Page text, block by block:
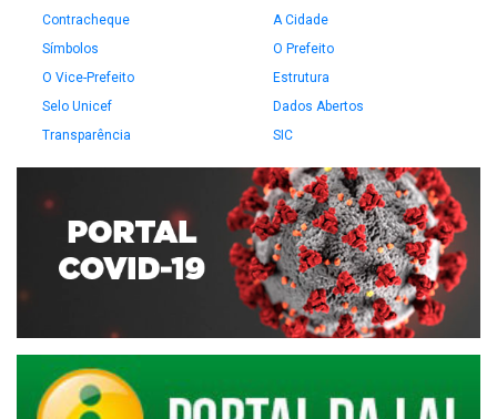
Contracheque
A Cidade
Símbolos
O Prefeito
O Vice-Prefeito
Estrutura
Selo Unicef
Dados Abertos
Transparência
SIC